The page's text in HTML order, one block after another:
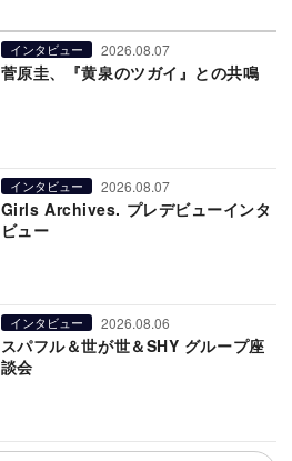
インタビュー 2026.08.07
菅原圭、『黄泉のツガイ』との共鳴
インタビュー 2026.08.07
Girls Archives. プレデビューインタ
ビュー
インタビュー 2026.08.06
スパフル＆世が世＆SHY グループ座
談会